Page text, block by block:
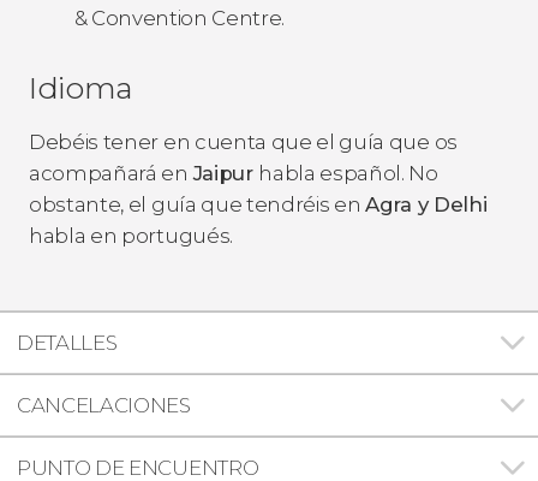
& Convention Centre.
Idioma
Debéis tener en cuenta que el guía que os
acompañará enJaipur habla español. No
obstante, el guía que tendréis enAgra y Delhi
habla en portugués.
DETALLES
CANCELACIONES
PUNTO DE ENCUENTRO